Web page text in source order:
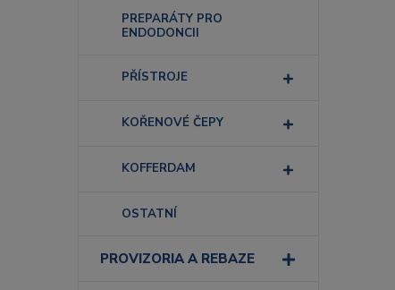
PREPARÁTY PRO
ENDODONCII
PŘÍSTROJE
KOŘENOVÉ ČEPY
KOFFERDAM
OSTATNÍ
PROVIZORIA A REBAZE